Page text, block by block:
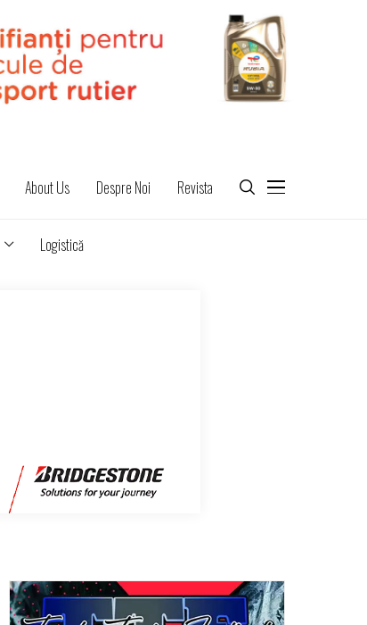
About Us Despre Noi Revista
Logistică